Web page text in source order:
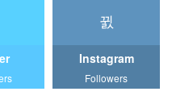
Instagram
Followers